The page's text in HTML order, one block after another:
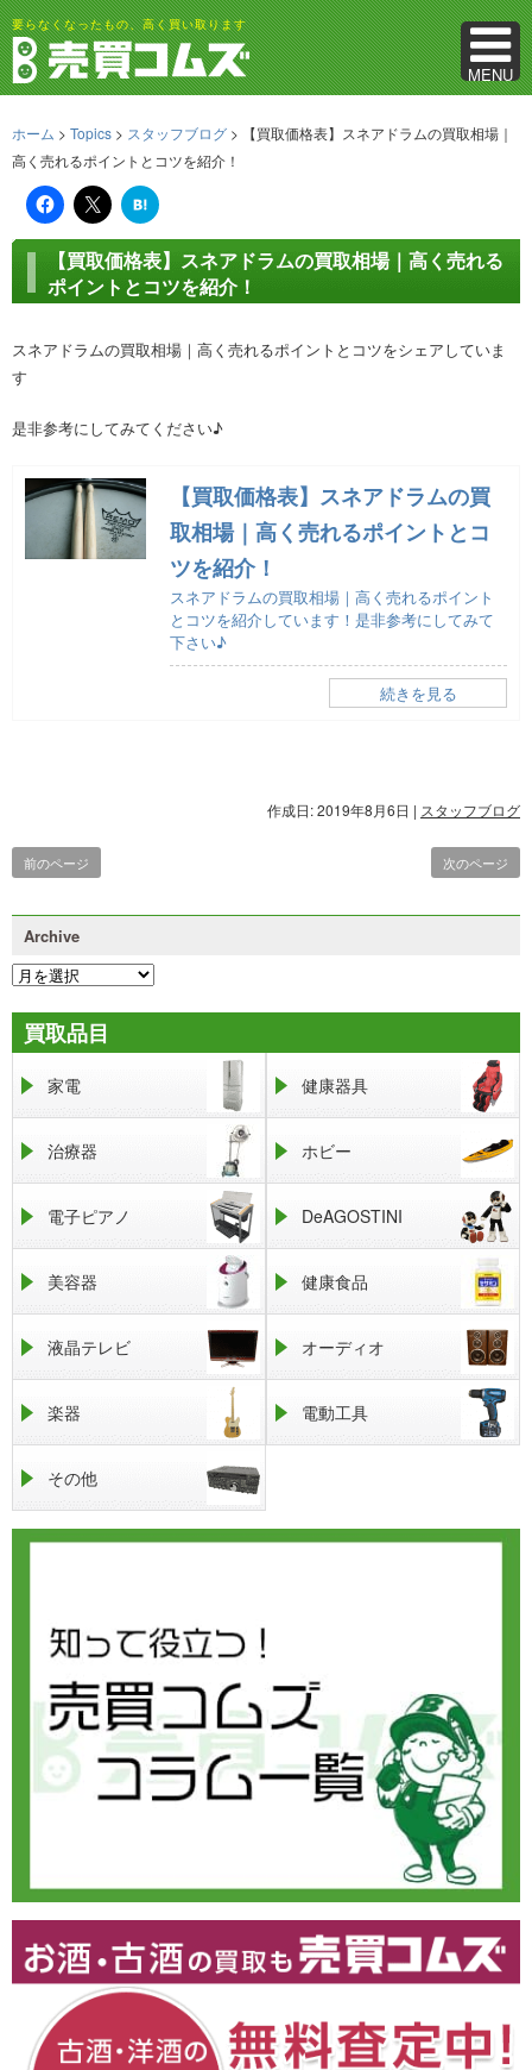
MENU
要らなくなったもの、高く買い取ります
ホーム > Topics > スタッフブログ > 【買取価格表】スネアドラムの買取相場｜
高く売れるポイントとコツを紹介！
は
て
ブ
ッ
ク
マ
ー
【買取価格表】スネアドラムの買取相場｜高く売れる
ポイントとコツを紹介！
スネアドラムの買取相場｜高く売れるポイントとコツをシェアしていま
す
是非参考にしてみてください♪
【買取価格表】スネアドラムの買
取相場｜高く売れるポイントとコ
ツを紹介！
スネアドラムの買取相場｜高く売れるポイント
とコツを紹介しています！是非参考にしてみて
下さい♪
続きを見る
作成日: 2019年8月6日 | スタッフブログ
前のページ 次のページ
Archive
買取品目
家電 健康器具
治療器 ホビー
電子ピアノ DeAGOSTINI
美容器 健康食品
液晶テレビ オーディオ
楽器 電動工具
その他